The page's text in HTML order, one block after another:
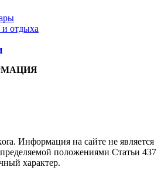
и отдыха
Информация на сайте не является
положениями Статьи 437
характер.